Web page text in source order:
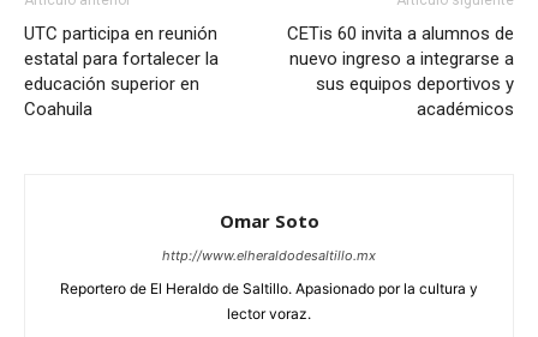
UTC participa en reunión
estatal para fortalecer la
educación superior en
Coahuila
CETis 60 invita a alumnos de
nuevo ingreso a integrarse a
sus equipos deportivos y
académicos
Omar Soto
http://www.elheraldodesaltillo.mx
Reportero de El Heraldo de Saltillo. Apasionado por la cultura y
lector voraz.